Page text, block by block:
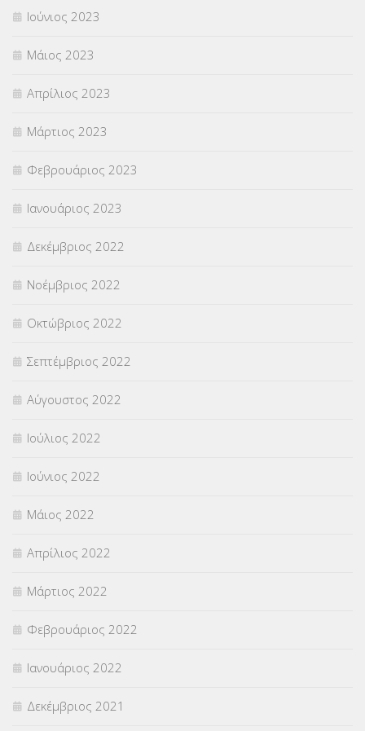
Ιούνιος 2023
Μάιος 2023
Απρίλιος 2023
Μάρτιος 2023
Φεβρουάριος 2023
Ιανουάριος 2023
Δεκέμβριος 2022
Νοέμβριος 2022
Οκτώβριος 2022
Σεπτέμβριος 2022
Αύγουστος 2022
Ιούλιος 2022
Ιούνιος 2022
Μάιος 2022
Απρίλιος 2022
Μάρτιος 2022
Φεβρουάριος 2022
Ιανουάριος 2022
Δεκέμβριος 2021